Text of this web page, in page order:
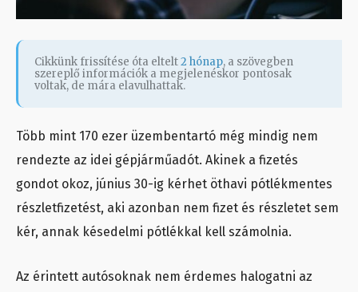
Cikkünk frissítése óta eltelt2 hónap, a szövegben
szereplő információk a megjelenéskor pontosak
voltak, de mára elavulhattak.
Több mint 170 ezer üzembentartó még mindig nem
rendezte az idei gépjárműadót. Akinek a fizetés
gondot okoz, június 30-ig kérhet öthavi pótlékmentes
részletfizetést, aki azonban nem fizet és részletet sem
kér, annak késedelmi pótlékkal kell számolnia.
Az érintett autósoknak nem érdemes halogatni az